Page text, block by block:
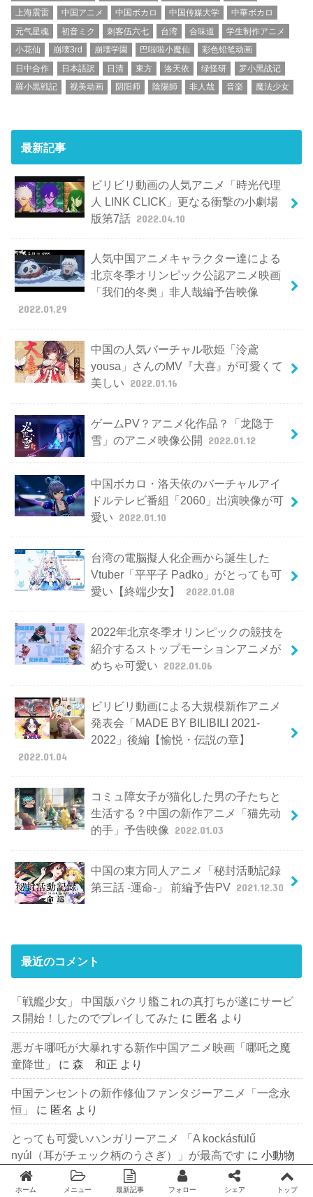
上海震雷
中国アニメ 中国ボカロ 中国传媒大学
中華ボカロ
元气星魂
初音ミク 刺客伍六七 台湾 合味道
学生制作アニメ
小花仙
崩壊3rd 崩壊学園 巴啦啦小魔仙
彩色铅笔动画
日中合作
日本語訳 日清 東方 洛天依 绿怪研
罗小黑战记
羅小黒戦記
视美动画 阴阳师 陰陽師 非人哉 音楽 魔法少女
最新記事
ビリビリ動画の人気アニメ「時光代理
人 LINK CLICK」更なる衝撃の小劇場
版第7話 2022.04.10
人気中国アニメキャラクター達による
北京冬季オリンピック公認アニメ映画
「我们的冬奥」非人哉編予告映像
2022.01.29
中国の人気バーチャル歌姫「泠鳶
yousa」さんのMV『大喜』が可愛くて
美しい 2022.01.16
ゲームPV？アニメ化作品？「龙隐于
雪」のアニメ映像公開
2022.01.12
中国ボカロ・洛天依のバーチャルアイ
ドルテレビ番組「2060」出演映像が可
愛い 2022.01.10
台湾の電脳擬人化企画から誕生した
Vtuber「平平子 Padko」がとっても可
愛い【終端少女】
2022.01.08
2022年北京冬季オリンピックの競技を
紹介するストップモーションアニメが
めちゃ可愛い 2022.01.06
ビリビリ動画による大規模新作アニメ
発表会「MADE BY BILIBILI 2021-
2022」後編【愉悦・伝説の章】
2022.01.04
コミュ障女子が猫化した男の子たちと
生活する？中国の新作アニメ「猫先动
的手」予告映像
2022.01.03
中国の東方同人アニメ「秘封活動記録
第三話 -運命-」 前編予告PV 2021.12.30
最近のコメント
「戦艦少女」 中国版パクリ艦これの真打ちが遂にサービ
ス開始！したのでプレイしてみた に 匿名 より
悪ガキ哪吒が大暴れする新作中国アニメ映画「哪吒之魔
童降世」
に森 和正 より
中国テンセントの新作修仙ファンタジーアニメ「一念永
恒」
に 匿名 より
とっても可愛いハンガリーアニメ 「A kockásfülű
nyúl（耳がチェック柄のうさぎ）」が最高です に小動物
好き
ホーム メニュー 最新記事 フォロー シェア トップ
Twitter facebook